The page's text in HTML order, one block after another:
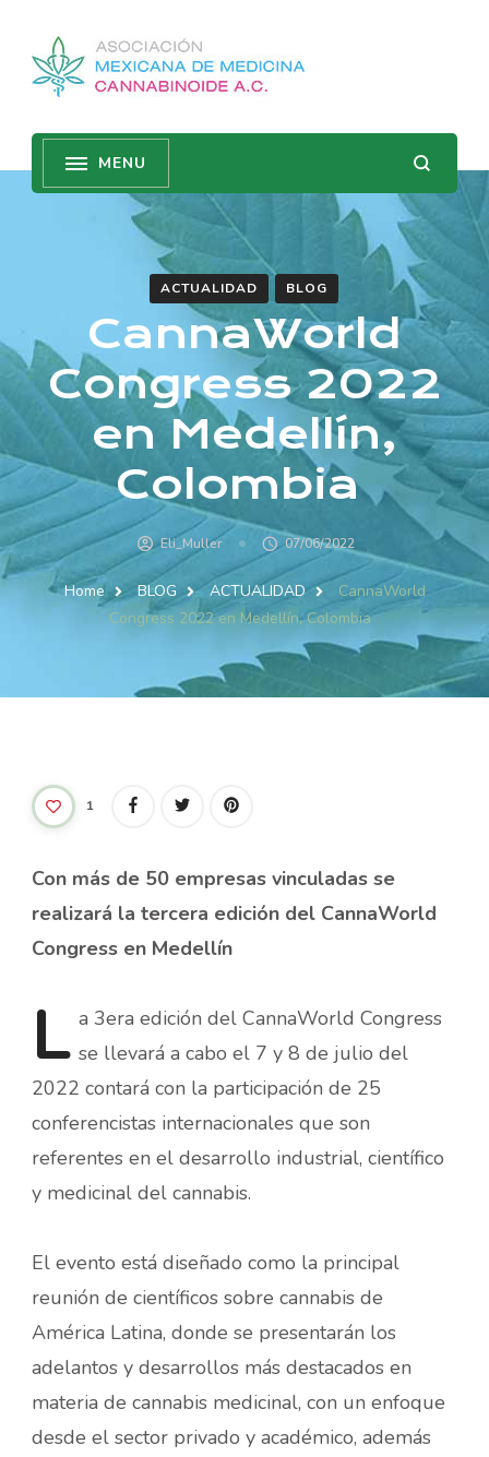
ACTUALIDAD BLOG
CannaWorld
Congress 2022
en Medellín,
Colombia
Eli_Muller 07/06/2022
Home BLOG ACTUALIDAD
CannaWorld
Congress 2022 en Medellín, Colombia
1
Con más de 50 empresas vinculadas se
realizará la tercera edición del CannaWorld
Congress en Medellín
L a 3era edición del CannaWorld Congress
se llevará a cabo el 7 y 8 de julio del
2022 contará con la participación de 25
conferencistas internacionales que son
referentes en el desarrollo industrial, científico
y medicinal del cannabis.
El evento está diseñado como la principal
reunión de científicos sobre cannabis de
América Latina, donde se presentarán los
adelantos y desarrollos más destacados en
materia de cannabis medicinal, con un enfoque
desde el sector privado y académico, además